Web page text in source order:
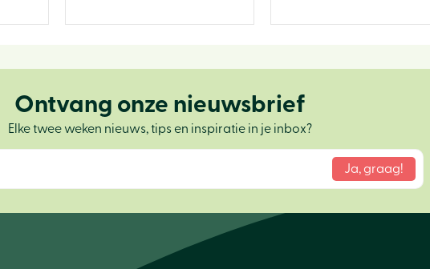
Ontvang onze nieuwsbrief
Elke twee weken nieuws, tips en inspiratie in je inbox?